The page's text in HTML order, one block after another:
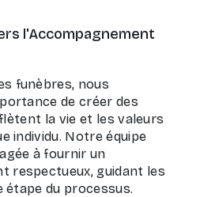
l'Accompagnement
funèbres, nous
de créer des
la vie et les valeurs
individu. Notre équipe
à fournir un
respectueux, guidant les
étape du processus.